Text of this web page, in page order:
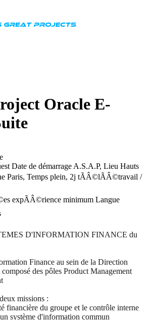
Oracle E-
Date de démarrage A.S.A.P, Lieu Hauts
Paris, Temps plein, 2j tÃÂ©lÃÂ©travail /
expÃÂ©rience minimum Langue
D'INFORMATION FINANCE du
Finance au sein de la Direction
des pôles Product Management
missions :
financière du groupe et le contrôle interne
système d'information commun